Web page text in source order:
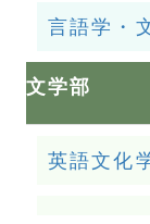
言語学・
文学部
英語文化